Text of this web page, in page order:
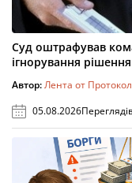
Суд оштрафував
ігнорування
Автор:Лента от
05.08.2026